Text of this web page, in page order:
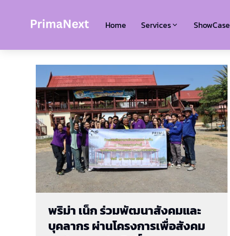
Home Services ShowCase
พริม่า เน็ก ร่วมพัฒนาสังคมและ
บุคลากร ผ่านโครงการเพื่อสังคม